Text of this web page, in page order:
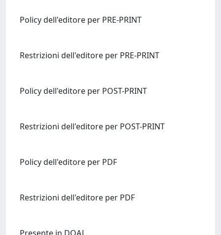
Policy dell'editore per PRE-PRINT
Restrizioni dell'editore per PRE-PRINT
Policy dell'editore per POST-PRINT
Restrizioni dell'editore per POST-PRINT
Policy dell'editore per PDF
Restrizioni dell'editore per PDF